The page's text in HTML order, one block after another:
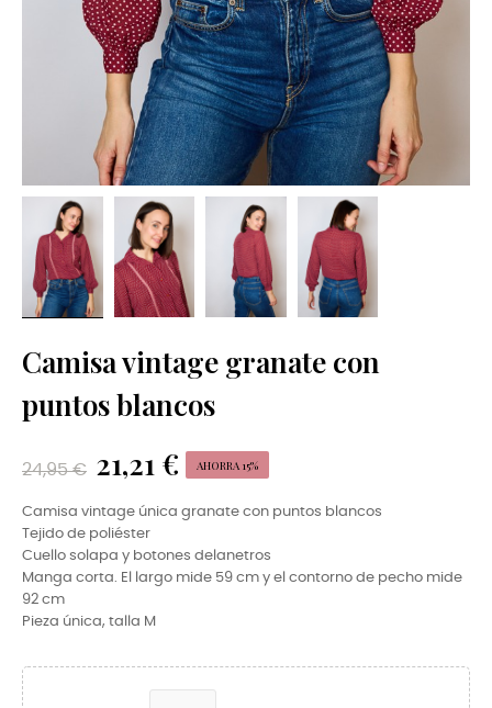
Camisa vintage granate con
puntos blancos
24,95 € 21,21 € AHORRA 15%
Camisa vintage única granate con puntos blancos
Tejido de poliéster
Cuello solapa y botones delanetros
Manga corta. El largo mide 59 cm y el contorno de pecho mide
92 cm
Pieza única, talla M